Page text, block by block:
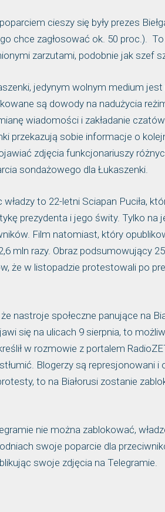
cieszy się były prezes
chce zagłosować ok. 50 proc.).
zarzutami, podobnie jak szef
jedynym wolnym medium
są dowody na nadużycia
wiadomości i zakładanie
przekazują sobie informacje o
zdjęcia funkcjonariuszy
sondażowego dla Łukaszenki.
to 22-letni Sciapan Puciła,
prezydenta i jego świty. Tylko na
Film natomiast, który
mln razy. Obraz podsumowujący
że w listopadzie protestowali po
nastroje społeczne panujące na
się na ulicach 9 sierpnia, to
w rozmowie z portalem
Blogerzy są represjonowani i
to na Białorusi zostanie
nie można zablokować,
swoje poparcie dla
swoje zdjęcia na Telegramie.